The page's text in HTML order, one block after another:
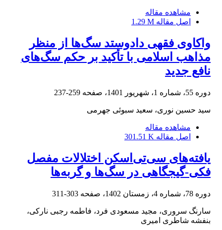
مشاهده مقاله
اصل مقاله 1.29 M
واکاوی فقهی دادوستد سگ‌ها از منظر
مذاهب اسلامی با تأکید بر حکم سگ‌های
نافع جدید
دوره 55، شماره 1، شهریور 1401، صفحه 259-237
سید حسین نوری، سعید سبوئی جهرمی
مشاهده مقاله
اصل مقاله 301.51 K
یافته‌های سی‌تی‌اسکن اختلالات مفصل
فکی-گیجگاهی در سگ‌ها و گربه‌ها
دوره 78، شماره 4، زمستان 1402، صفحه 303-311
سارنگ سروری، مجید مسعودی فرد، فاطمه رجبی نارکی،
بنفشه شاطری امیری